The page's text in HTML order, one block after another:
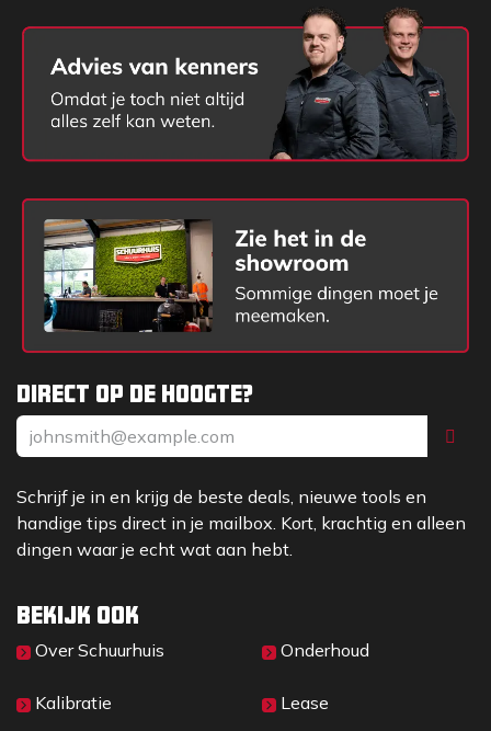
Direct op de hoogte?
Schrijf je in en krijg de beste deals, nieuwe tools en
handige tips direct in je mailbox. Kort, krachtig en alleen
dingen waar je echt wat aan hebt.
Bekijk ook
Over Sc​huurhuis
Kalibratie
Onderhoud
Lease